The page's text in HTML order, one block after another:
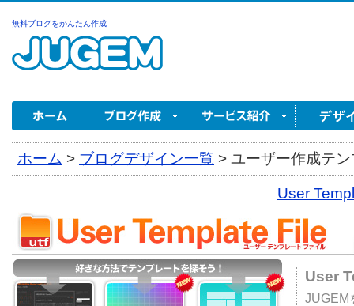
無料ブログをかんたん作成
ホーム > ブログデザイン一覧 > ユーザー作成テ
User
User
JUGEM